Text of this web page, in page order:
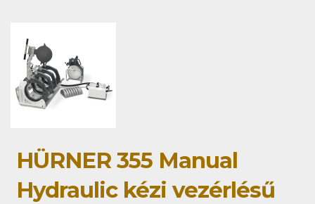
HÜRNER 355 Manual
Hydraulic kézi vezérlésű